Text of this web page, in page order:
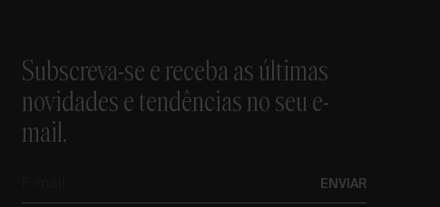
Subscreva-se e receba as últimas
novidades e tendências no seu e-
mail.
ENVIAR